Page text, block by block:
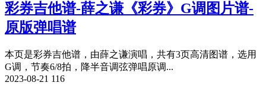
彩券吉他谱-薛之谦《彩券》G调图片谱-
原版弹唱谱
本页是彩券吉他谱，由薛之谦演唱，共有3页高清图谱，选用
G调，节奏6/8拍，降半音调弦弹唱原调...
2023-08-21 116